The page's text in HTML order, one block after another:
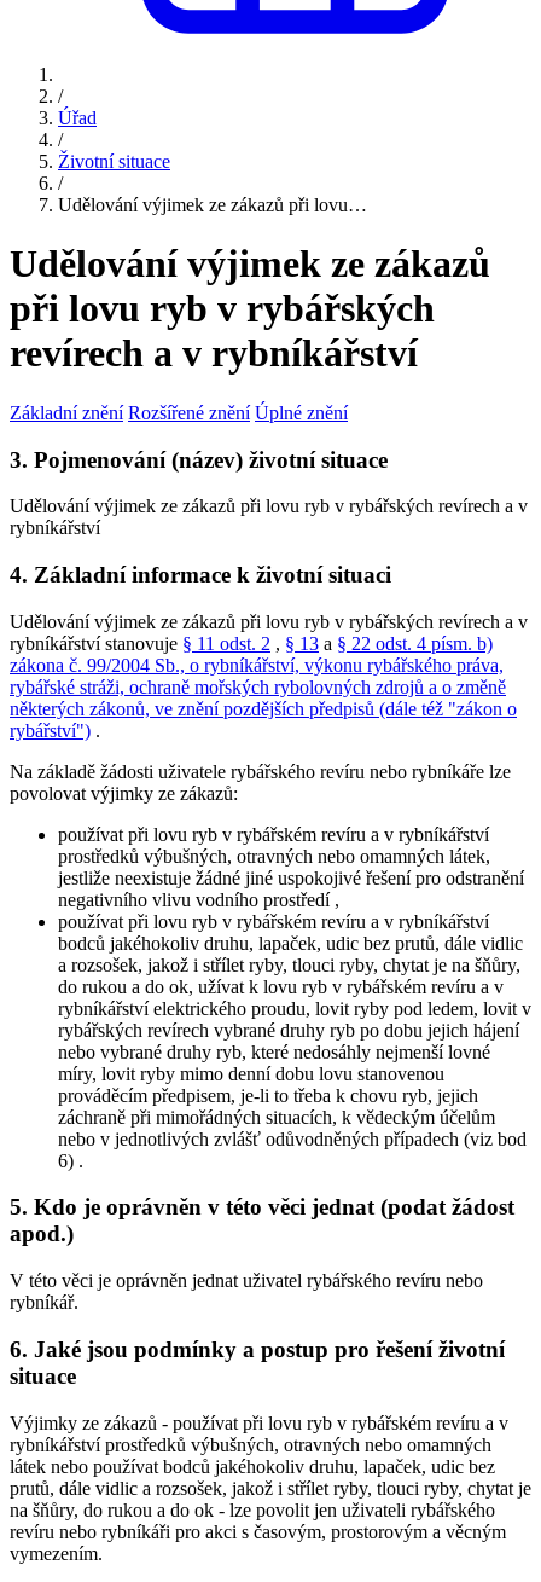
/
Úřad
/
Životní situace
/
Udělování výjimek ze zákazů při lovu…
Udělování výjimek ze zákazů
při lovu ryb v rybářských
revírech a v rybníkářství
Základní znění Rozšířené znění Úplné znění
3. Pojmenování (název) životní situace
Udělování výjimek ze zákazů při lovu ryb v rybářských revírech a v
rybníkářství
4. Základní informace k životní situaci
Udělování výjimek ze zákazů při lovu ryb v rybářských revírech a v
rybníkářství stanovuje § 11 odst. 2 , § 13 a § 22 odst. 4 písm. b)
zákona č. 99/2004 Sb., o rybníkářství, výkonu rybářského práva,
rybářské stráži, ochraně mořských rybolovných zdrojů a o změně
některých zákonů, ve znění pozdějších předpisů (dále též "zákon o
rybářství") .
Na základě žádosti uživatele rybářského revíru nebo rybníkáře lze
povolovat výjimky ze zákazů:
používat při lovu ryb v rybářském revíru a v rybníkářství
prostředků výbušných, otravných nebo omamných látek,
jestliže neexistuje žádné jiné uspokojivé řešení pro odstranění
negativního vlivu vodního prostředí ,
používat při lovu ryb v rybářském revíru a v rybníkářství
bodců jakéhokoliv druhu, lapaček, udic bez prutů, dále vidlic
a rozsošek, jakož i střílet ryby, tlouci ryby, chytat je na šňůry,
do rukou a do ok, užívat k lovu ryb v rybářském revíru a v
rybníkářství elektrického proudu, lovit ryby pod ledem, lovit v
rybářských revírech vybrané druhy ryb po dobu jejich hájení
nebo vybrané druhy ryb, které nedosáhly nejmenší lovné
míry, lovit ryby mimo denní dobu lovu stanovenou
prováděcím předpisem, je-li to třeba k chovu ryb, jejich
záchraně při mimořádných situacích, k vědeckým účelům
nebo v jednotlivých zvlášť odůvodněných případech (viz bod
6) .
5. Kdo je oprávněn v této věci jednat (podat žádost
apod.)
V této věci je oprávněn jednat uživatel rybářského revíru nebo
rybníkář.
6. Jaké jsou podmínky a postup pro řešení životní
situace
Výjimky ze zákazů - používat při lovu ryb v rybářském revíru a v
rybníkářství prostředků výbušných, otravných nebo omamných
látek nebo používat bodců jakéhokoliv druhu, lapaček, udic bez
prutů, dále vidlic a rozsošek, jakož i střílet ryby, tlouci ryby, chytat je
na šňůry, do rukou a do ok - lze povolit jen uživateli rybářského
revíru nebo rybníkáři pro akci s časovým, prostorovým a věcným
vymezením.